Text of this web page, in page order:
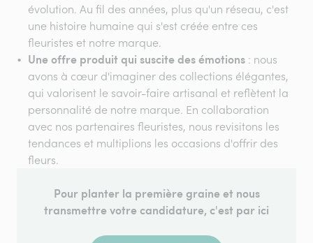
évolution. Au fil des années, plus qu'un réseau, c'est
une histoire humaine qui s'est créée entre ces
fleuristes et notre marque.
Une offre produit qui suscite des émotions : nous
avons à cœur d'imaginer des collections élégantes,
qui valorisent le savoir-faire artisanal et reflètent la
personnalité de notre marque. En collaboration
avec nos partenaires fleuristes, nous revisitons les
tendances et multiplions les occasions d'offrir des
fleurs.
Pour planter la première graine et nous
transmettre votre candidature, c'est par ici